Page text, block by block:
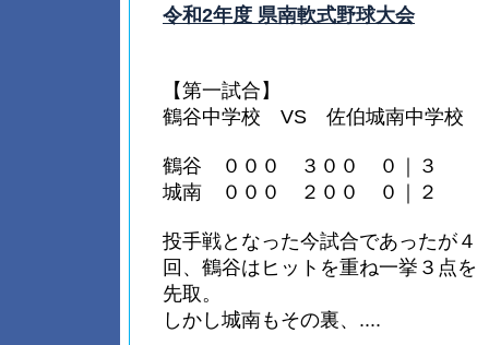
令和2年度 県南軟式野球大会
【第一試合】
鶴谷中学校 VS 佐伯城南中学校
鶴谷 ０００ ３００ ０｜３
城南 ０００ ２００ ０｜２
投手戦となった今試合であったが４
回、鶴谷はヒットを重ね一挙３点を
先取。
しかし城南もその裏、....